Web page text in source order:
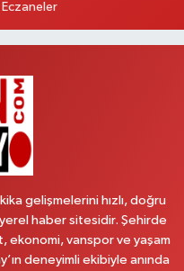
gelişmelerini hızlı, doğru
haber sitesidir. Şehirde
ekonomi, vanspor ve yaşam
deneyimli ekibiyle anında